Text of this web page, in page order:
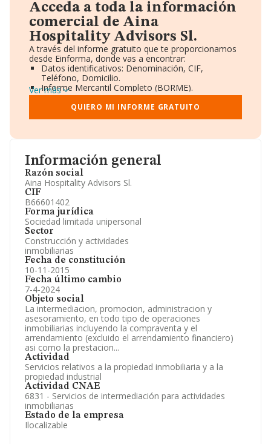
Información general
Razón social
Aina Hospitality Advisors Sl.
CIF
B66601402
Forma jurídica
Sociedad limitada unipersonal
Sector
Construcción y actividades
inmobiliarias
Fecha de constitución
10-11-2015
Fecha último cambio
7-4-2024
Objeto social
La intermediacion, promocion, administracion y
asesoramiento, en todo tipo de operaciones
inmobiliarias incluyendo la compraventa y el
arrendamiento (excluido el arrendamiento financiero)
asi como la prestacion...
Actividad
Servicios relativos a la propiedad inmobiliaria y a la
propiedad industrial
Actividad CNAE
6831 - Servicios de intermediación para actividades
inmobiliarias
Estado de la empresa
Ilocalizable
Acceda a toda la información
comercial de Aina
Hospitality Advisors Sl.
A través del informe gratuito que te proporcionamos
desde Einforma, donde vas a encontrar:
Datos identificativos: Denominación, CIF,
Teléfono, Domicilio.
Informe Mercantil Completo (BORME).
Gráficos de Evolución Ventas y Empleados.
Consejo de Administración y Administradores.
Directivos y Ejecutivos.
Información oficial y registral complementaria.
Ver más
QUIERO MI INFORME GRATUITO